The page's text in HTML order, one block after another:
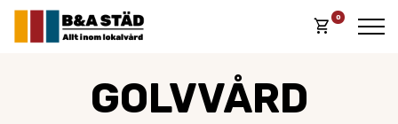
shopping_cart 0
GOLVVÅRD